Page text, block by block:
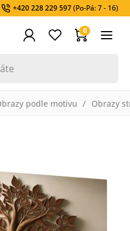
+420 228 229 597(Po-Pá: 7 - 16)
0
podle motivu Obrazy